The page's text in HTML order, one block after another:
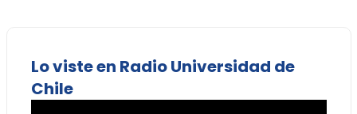
Lo viste en Radio Universidad de
Chile